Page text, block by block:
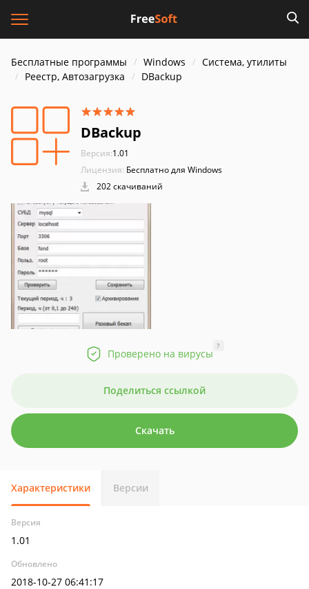
Бесплатные программы Windows
Система, утилиты
Реестр, Автозагрузка
DBackup
DBackup
Версия:1.01
Лицензия: Бесплатно для Windows
202 скачиваний
Проверено на вирусы
?
Поделиться ссылкой
Скачать
Характеристики Версии
Версия
1.01
Обновлено
2018-10-27 06:41:17